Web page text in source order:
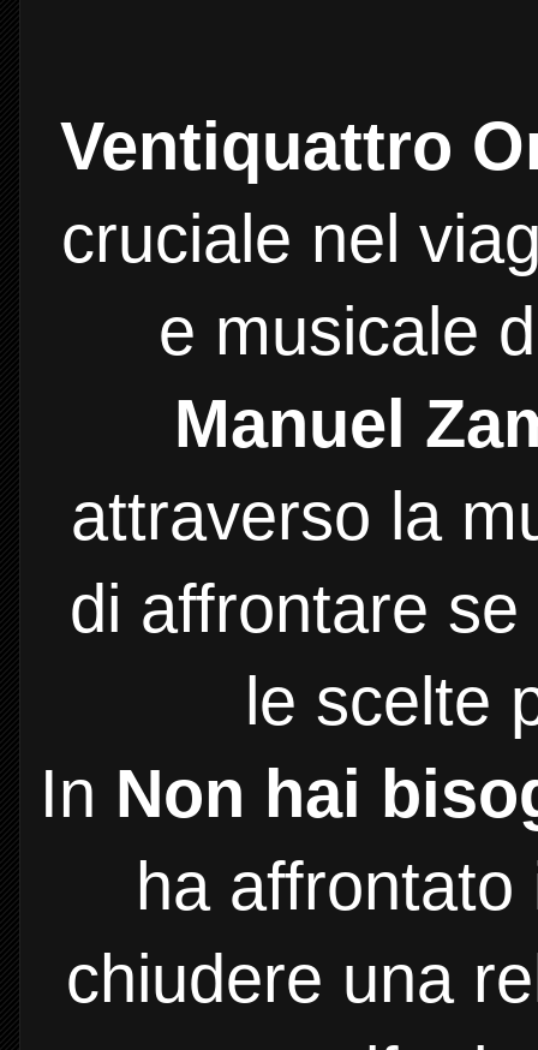
Ventiquattro
cruciale nel
e musicale
Manuel
attraverso la
di affrontare
le scelte
In Non hai
ha
chiudere una